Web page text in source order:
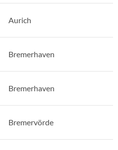
Aurich
Bremerhaven
Bremerhaven
Bremervörde